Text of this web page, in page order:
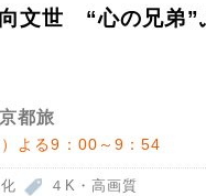
文世 “心の兄弟”
都旅
よる9：00～9：54
４K・高画質